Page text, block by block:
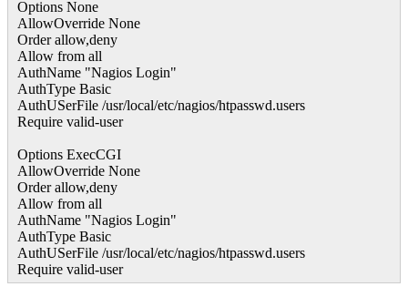
Options None
AllowOverride None
Order allow,deny
Allow from all
AuthName "Nagios Login"
AuthType Basic
AuthUSerFile /usr/local/etc/nagios/htpasswd.users
Require valid-user
Options ExecCGI
AllowOverride None
Order allow,deny
Allow from all
AuthName "Nagios Login"
AuthType Basic
AuthUSerFile /usr/local/etc/nagios/htpasswd.users
Require valid-user